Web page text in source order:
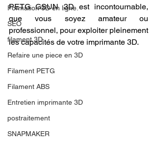
Formation 3D en ligne.
SEO
filament 3D
Refaire une piece en 3D
Filament PETG
Filament ABS
Entretien imprimante 3D
postraitement
SNAPMAKER
PETG GSUN 3D est incontournable,
que vous soyez amateur ou
professionnel, pour exploiter pleinement
les capacités de votre imprimante 3D.